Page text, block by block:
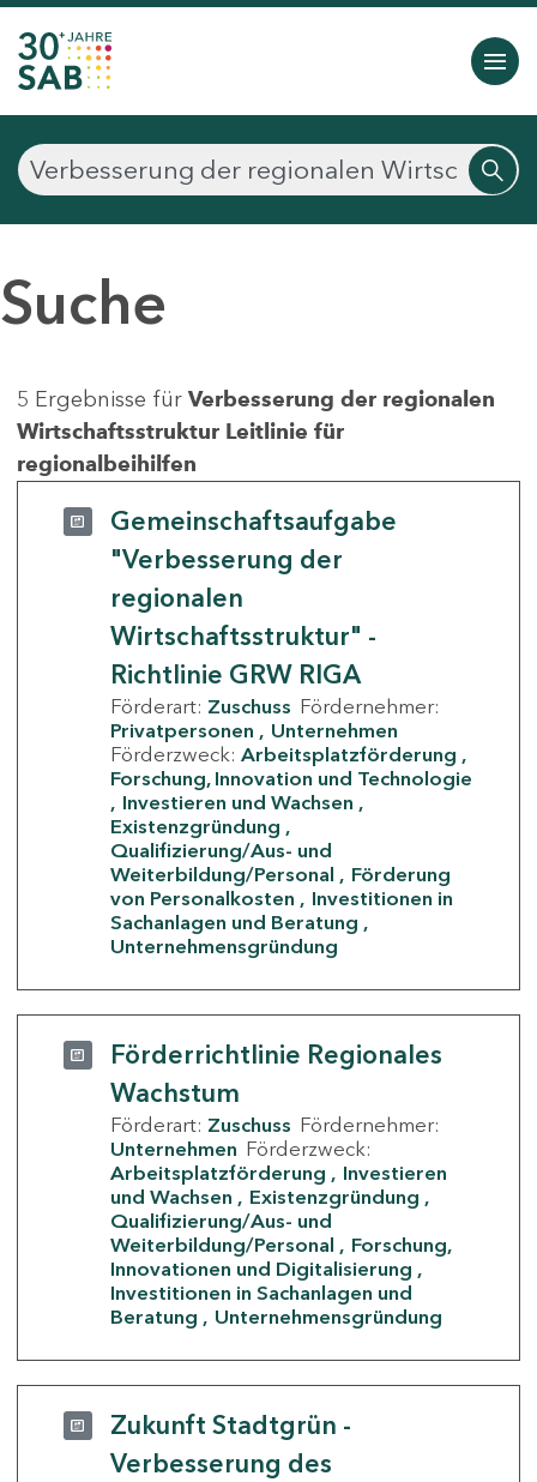
Suche
5 Ergebnisse für Verbesserung der regionalen
Wirtschaftsstruktur Leitlinie für
regionalbeihilfen
Gemeinschaftsaufgabe
"Verbesserung der
regionalen
Wirtschaftsstruktur" -
Richtlinie GRW RIGA
Förderart: Zuschuss Fördernehmer:
Privatpersonen
Unternehmen
Förderzweck: Arbeitsplatzförderung
Forschung, Innovation und Technologie
Investieren und Wachsen
Existenzgründung
Qualifizierung/Aus- und
Weiterbildung/Personal
Förderung
von Personalkosten
Investitionen in
Sachanlagen und Beratung
Unternehmensgründung
Förderrichtlinie Regionales
Wachstum
Förderart: Zuschuss Fördernehmer:
Unternehmen Förderzweck:
Arbeitsplatzförderung
Investieren
und Wachsen
Existenzgründung
Qualifizierung/Aus- und
Weiterbildung/Personal
Forschung,
Innovationen und Digitalisierung
Investitionen in Sachanlagen und
Beratung
Unternehmensgründung
Zukunft Stadtgrün -
Verbesserung des